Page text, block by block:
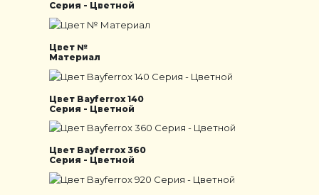
Серия - Цветной
Цвет №
Материал
Цвет Bayferrox 140
Серия - Цветной
Цвет Bayferrox 360
Серия - Цветной